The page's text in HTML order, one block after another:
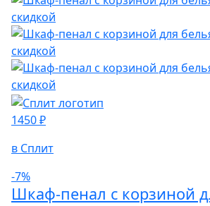
1450 ₽
в Сплит
-7%
Шкаф-пенал с корзиной